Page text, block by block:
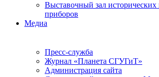
Выставочный зал исторических
приборов
Медиа
Пресс-служба
Журнал «Планета СГУГиТ»
Администрация сайта